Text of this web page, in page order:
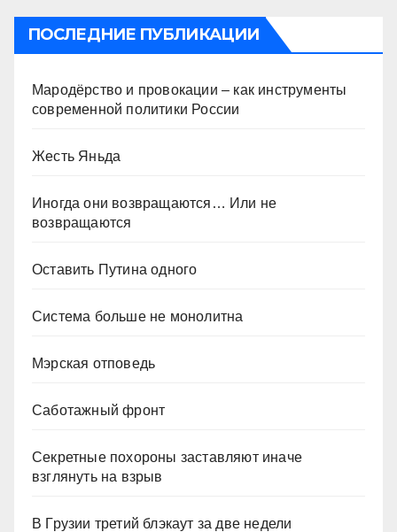
ПОСЛЕДНИЕ ПУБЛИКАЦИИ
Мародёрство и провокации – как инструменты
современной политики России
Жесть Яньда
Иногда они возвращаются… Или не
возвращаются
Оставить Путина одного
Система больше не монолитна
Мэрская отповедь
Саботажный фронт
Секретные похороны заставляют иначе
взглянуть на взрыв
В Грузии третий блэкаут за две недели